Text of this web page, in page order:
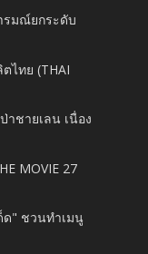
รมณ์ยกระดับ
ไทย (THAI
ชายเลน เนื่อง
MOVIE 27
ด" ชวนทำเมนู